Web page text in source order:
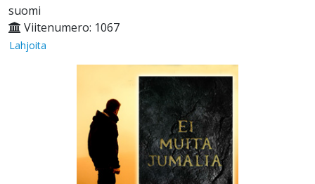
suomi
Viitenumero: 1067
Lahjoita